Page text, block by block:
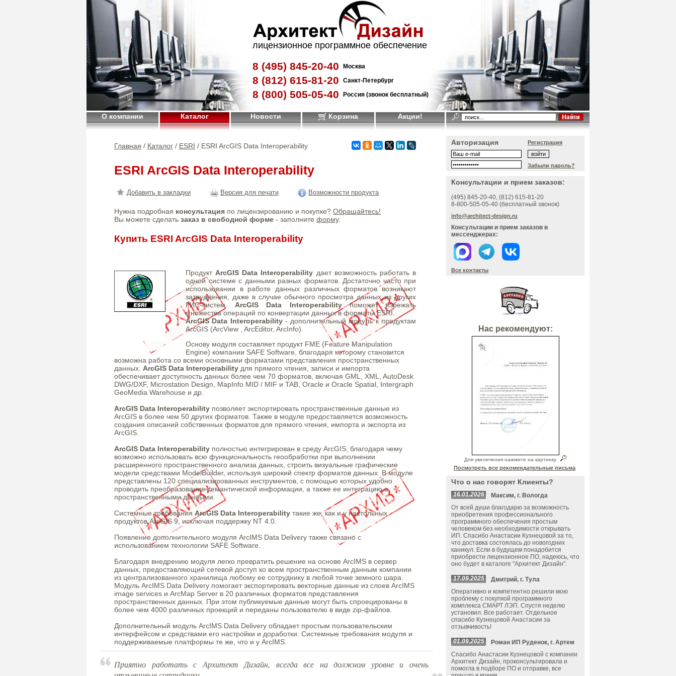
лицензионное программное обеспечение
8 (495) 845-20-40 Москва
8 (812) 615-81-20 Санкт-Петербург
8 (800) 505-05-40 Россия (звонок бесплатный)
О компании Каталог Новости Корзина Акции!
Главная / Каталог / ESRI / ESRI ArcGIS Data Interoperability
ESRI ArcGIS Data Interoperability
Добавить в закладки Версия для печати Возможности продукта
Нужна подробная консультация по лицензированию и покупке? Обращайтесь!
Вы можете сделать заказ в свободной форме - заполните форму.
Купить ESRI ArcGIS Data Interoperability
ПродуктArcGIS Data Interoperability дает возможность работать в
одной системе с данными разных форматов. Достаточно часто при
использовании в работе данных различных форматов возникают
затруднения, даже в случае обычного просмотра данных из других
ГИС-систем.ArcGIS Data Interoperabilityпоможет избежать
множества операций по конвертации данных в форматы ESRI.
ArcGIS Data Interoperability- дополнительный модуль к продуктам
ArcGIS (ArcView , ArcEditor, ArcInfo).
Основу модуля составляет продукт FME (Feature Manipulation
Engine) компании SAFE Software, благодаря которому становится
возможна работа со всеми основными форматами представления пространственных
данных. ArcGIS Data Interoperability для прямого чтения, записи и импорта
обеспечивает доступность данных более чем 70 форматов, включая GML, XML, AutoDesk
DWG/DXF, Microstation Design, MapInfo MID / MIF и TAB, Oracle и Oracle Spatial, Intergraph
GeoMedia Warehouse и др.
ArcGIS Data Interoperability позволяет экспортировать пространственные данные из
ArcGIS в более чем 50 других форматов. Также в модуле предоставляется возможность
создания описаний собственных форматов для прямого чтения, импорта и экспорта из
ArcGIS.
ArcGIS Data Interoperability полностью интегрирован в среду ArcGIS, благодаря чему
возможно использовать всю функциональность геообработки при выполнении
расширенного пространственного анализа данных, строить визуальные графические
модели средствами ModelBuilder, используя широкий спектр форматов данных. В модуле
представлены 120 специализированных инструментов, с помощью которых удобно
проводить преобразование семантической информации, а также ее интеграцию с
пространственными данными.
Системные требования ArcGIS Data Interoperability такие же, как и у настольных
продуктов ArcGIS 9, исключая поддержку NT 4.0.
Появление дополнительного модуля ArcIMS Data Delivery также связано с
использованием технологии SAFE Software.
Благодаря внедрению модуля легко превратить решение на основе ArcIMS в сервер
данных, предоставляющий сетевой доступ ко всем пространственным данным компании
из централизованного хранилища любому ее сотруднику в любой точке земного шара.
Модуль ArcIMS Data Delivery помогает экспортировать векторные данные из слоев ArcIMS
image services и ArcMap Server в 20 различных форматов представления
пространственных данных. При этом публикуемые данные могут быть спроецированы в
более чем 4000 различных проекций и переданы пользователю в виде zip-файлов.
Дополнительный модуль ArcIMS Data Delivery обладает простым пользовательским
интерфейсом и средствами его настройки и доработки. Системные требования модуля и
поддерживаемые платформы те же, что и у ArcIMS.
Приятно работать с Архитект Дизайн, всегда все на должном уровне и очень
Авторизация Регистрация
Забыли пароль?
Консультации и прием заказов:
(495) 845-20-40, (812) 615-81-20
8-800-505-05-40 (бесплатный звонок)
info@architect-design.ru
Консультации и прием заказов в
мессенджерах:
Все контакты
Нас рекомендуют:
Для увеличения нажмите на картинку
Посмотреть все рекомендательные письма
Что о нас говорят Клиенты?
16.01.2026
Максим, г. Вологда
От всей души благодарю за возможность
приобретения профессионального
программного обеспечения простым
человеком без необходимости открывать
ИП. Спасибо Анастасии Кузнецовой за то,
что доставка состоялась до новогодних
каникул. Если в будущем понадобится
приобрести лицензионное ПО, надеюсь, что
оно будет в каталоге "Архитект Дизайн".
17.09.2025
Дмитрий, г. Тула
Оперативно и компетентно решили мою
проблему с покупкой программного
комплекса СМАРТ ЛЭП. Спустя неделю
установил. Все работает. Отдельное
спасибо Кузнецовой Анастасии за
отзывчивость!
01.09.2025
Роман ИП Руденок, г. Артем
Спасибо Анастасии Кузнецовой с компании
Архитект Дизайн, проконсультировала и
помогла в подборе ПО и отправке, все